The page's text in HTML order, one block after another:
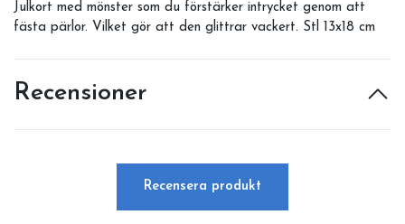
Julkort med mönster som du förstärker intrycket genom att
fästa pärlor. Vilket gör att den glittrar vackert. Stl 13x18 cm
Recensioner
Recensera produkt